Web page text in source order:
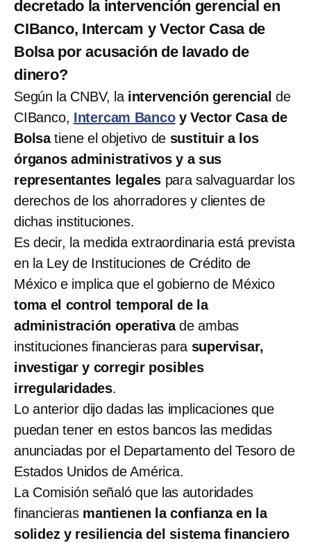
decretado la intervención gerencial en
CIBanco, Intercam y Vector Casa de
Bolsa por acusación de lavado de
dinero?
Según la CNBV, la intervención gerencialde
CIBanco, Intercam Bancoy Vector Casa de
Bolsatiene el objetivo de sustituir a los
órganos administrativos y a sus
representantes legales para salvaguardar los
derechos de los ahorradores y clientes de
dichas instituciones.
Es decir, la medida extraordinaria está prevista
en la Ley de Instituciones de Crédito de
México e implica que el gobierno de México
toma el control temporal de la
administración operativade ambas
instituciones financieras para supervisar,
investigar y corregir posibles
irregularidades.
Lo anterior dijo dadas las implicaciones que
puedan tener en estos bancos las medidas
anunciadas por el Departamento del Tesoro de
Estados Unidos de América.
La Comisión señaló que las autoridades
financieras mantienen la confianza en la
solidez y resiliencia del sistema financiero